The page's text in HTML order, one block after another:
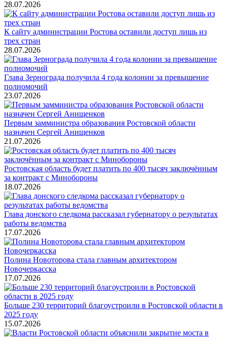
28.07.2026
К сайту администрации Ростова оставили доступ лишь из
трех стран
28.07.2026
Глава Зернограда получила 4 года колонии за превышение
полномочий
23.07.2026
Первым замминистра образования Ростовской области
назначен Сергей Анищенков
21.07.2026
Ростовская область будет платить по 400 тысяч заключённым
за контракт с Минобороны
18.07.2026
Глава донского следкома рассказал губернатору о результатах
работы ведомства
17.07.2026
Полина Новоторова стала главным архитектором
Новочеркасска
17.07.2026
Больше 230 территорий благоустроили в Ростовской области в
2025 году
15.07.2026